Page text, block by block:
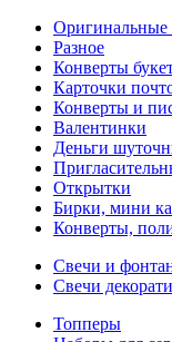
Оригинальные
Разное
Конверты
Карточки
Конверты и
Валентинки
Деньги
Открытки
Бирки, мини
Конверты,
Свечи и
Свечи
Топперы